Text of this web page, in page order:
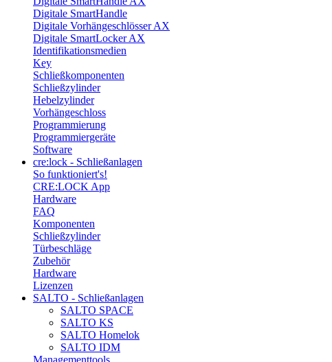
Digitale SmartHandle
Digitale Vorhängeschlösser AX
Digitale SmartLocker AX
Identifikationsmedien
Key
Schließkomponenten
Schließzylinder
Hebelzylinder
Vorhängeschloss
Programmierung
Programmiergeräte
Software
cre:lock - Schließanlagen
So funktioniert's!
CRE:LOCK App
Hardware
FAQ
Komponenten
Schließzylinder
Türbeschläge
Zubehör
Hardware
Lizenzen
SALTO - Schließanlagen
SALTO SPACE
SALTO KS
SALTO Homelok
SALTO IDM
Managementtools